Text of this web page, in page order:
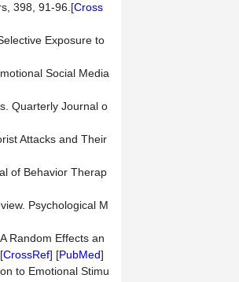
398, 91-96.[Cross
Exposure to
Social Media
Quarterly Journal o
Attacks and Their
of Behavior Therap
Psychological M
Random Effects an
CrossRef] [PubMed]
to Emotional Stimu